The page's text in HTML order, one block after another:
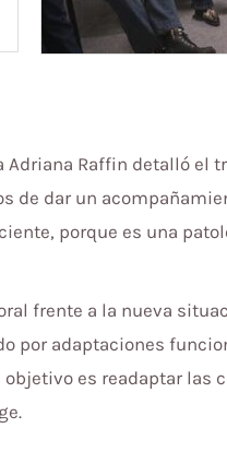
Raffin detalló el
de dar un
porque es una
frente a la nueva
por adaptaciones
es readaptar las